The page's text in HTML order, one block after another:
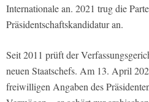
Internationale an. 2021 trug die
Präsidentschaftskandidatur an.
Seit 2011 prüft der
neuen Staatschefs. Am 13. April
freiwilligen Angaben des